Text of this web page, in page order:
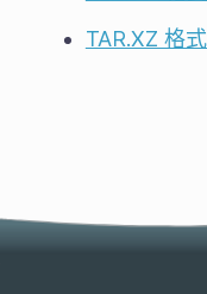
TAR.XZ 格